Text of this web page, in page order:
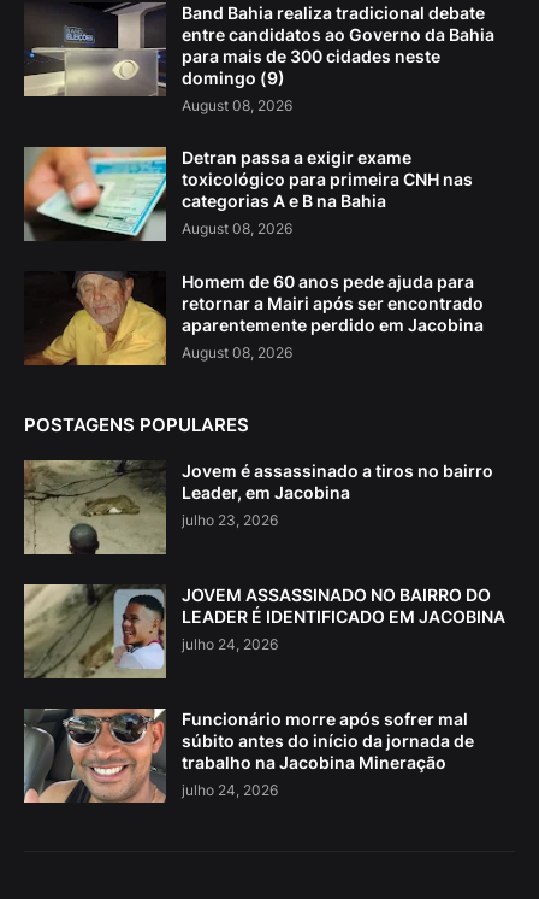
Band Bahia realiza tradicional debate
entre candidatos ao Governo da Bahia
para mais de 300 cidades neste
domingo (9)
August 08, 2026
Detran passa a exigir exame
toxicológico para primeira CNH nas
categorias A e B na Bahia
August 08, 2026
Homem de 60 anos pede ajuda para
retornar a Mairi após ser encontrado
aparentemente perdido em Jacobina
August 08, 2026
POSTAGENS POPULARES
Jovem é assassinado a tiros no bairro
Leader, em Jacobina
julho 23, 2026
JOVEM ASSASSINADO NO BAIRRO DO
LEADER É IDENTIFICADO EM JACOBINA
julho 24, 2026
Funcionário morre após sofrer mal
súbito antes do início da jornada de
trabalho na Jacobina Mineração
julho 24, 2026